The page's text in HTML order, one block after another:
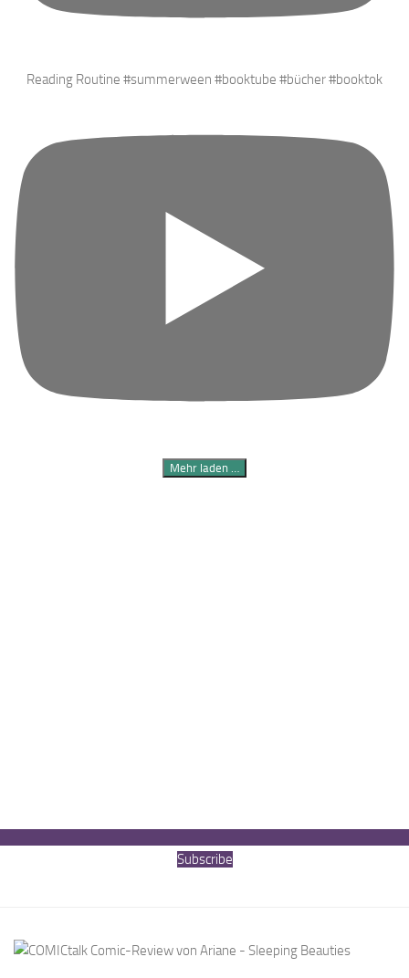
Reading Routine #summerween #booktube #bücher #booktok
Mehr laden …
Subscribe